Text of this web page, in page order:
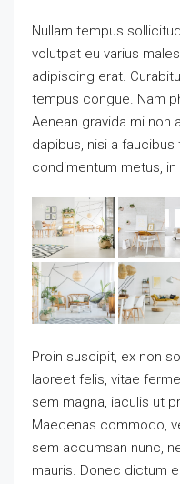
Nullam tempus
volutpat eu varius
adipiscing erat.
tempus congue. Nam
Aenean gravida mi non
dapibus, nisi a
condimentum metus, in
Proin suscipit, ex non
laoreet felis, vitae
sem magna, iaculis ut
Maecenas commodo,
sem accumsan nunc,
mauris. Donec dictum